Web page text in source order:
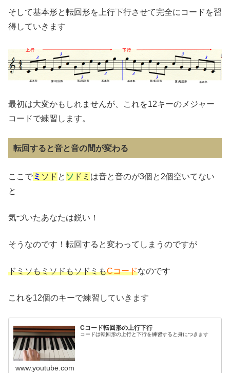
そして基本形と転回形を上行下行させて完全にコードを習
得していきます
最初は大変かもしれませんが、これを12キーのメジャー
コードで練習します。
転回すると音と音の間が変わる
ここでミ ソド と ソ ドミ は音と音のが3個と2個空いてない
と
気づいたあなたは鋭い！
そうなのです！転回すると変わってしまうのですが
ドミソもミソドもソドミもCコードなのです
これを12個のキーで練習していきます
Cコード転回形の上行下行
コードは転回形の上行と下行を練習すると身につきます
www.youtube.com